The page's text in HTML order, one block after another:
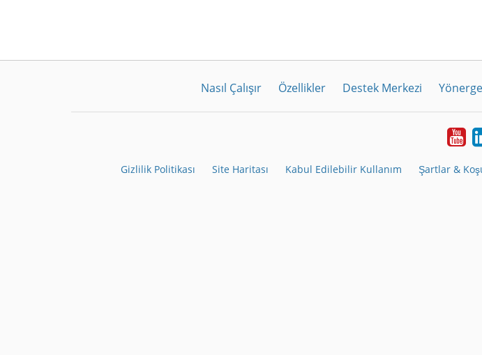
Nasıl Çalışır Özellikler Destek Merkezi
Gizlilik Politikası Site Haritası Kabul Edilebilir Kullanım Şartlar &